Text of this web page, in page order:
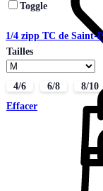
Toggle
1/4 zipp TC de Saint-
Tailles
4/6 6/8 8/10
Effacer